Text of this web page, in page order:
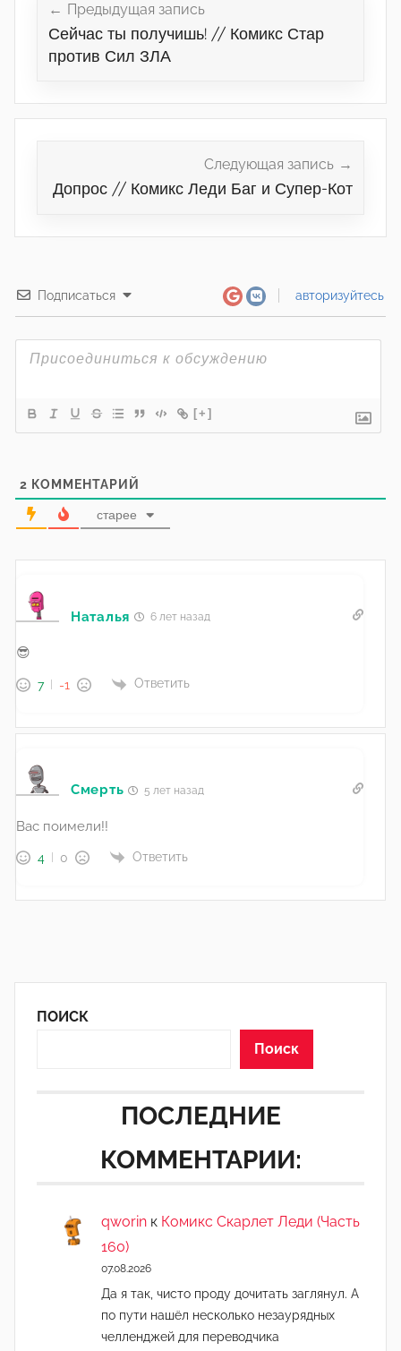
записям
Предыдущая запись
Сейчас ты получишь! // Комикс Стар
против Сил ЗЛА
Следующая запись
Допрос // Комикс Леди Баг и Супер-Кот
Подписаться авторизуйтесь
[+]
2 КОММЕНТАРИЙ
старее
Наталья 6 лет назад
😎
7 -1 Ответить
Смерть 5 лет назад
Вас поимели!!
4 0 Ответить
ПОИСК
Поиск
ПОСЛЕДНИЕ
КОММЕНТАРИИ:
qworin к Комикс Скарлет Леди (Часть
160)
07.08.2026
Да я так, чисто проду дочитать заглянул. А
по пути нашёл несколько незаурядных
челленджей для переводчика